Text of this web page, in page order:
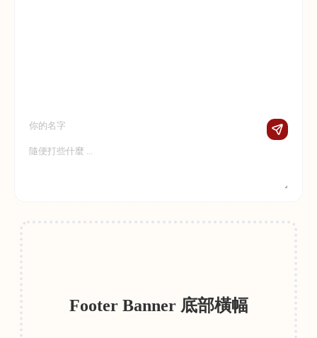
Footer Banner 底部橫幅